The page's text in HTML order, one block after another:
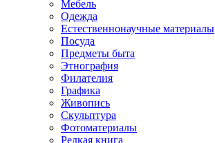
Мебель
Одежда
Естественнонаучные материалы
Посуда
Предметы быта
Этнография
Филателия
Графика
Живопись
Скульптура
Фотоматериалы
Редкая книга